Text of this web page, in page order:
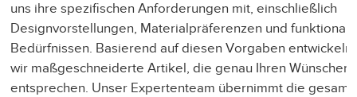
uns ihre spezifischen Anforderungen mit, einschließlich
Designvorstellungen, Materialpräferenzen und
Bedürfnissen. Basierend auf diesen Vorgaben entwickeln
wir maßgeschneiderte Artikel, die genau Ihren Wünschen
entsprechen. Unser Expertenteam übernimmt die